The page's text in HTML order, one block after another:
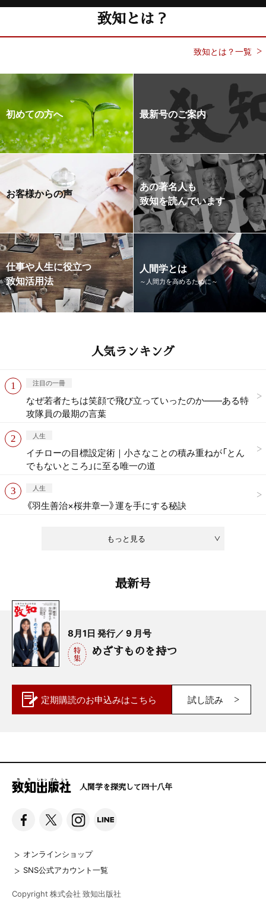
致知とは？
致知とは？一覧
初めての方へ 最新号のご案内
お客様からの声
あの著名人も
致知を読んでいます
仕事や人生に役立つ
致知活用法
人間学とは
～人間力を高めるために～
人気ランキング
もっと見る
注目の一冊
なぜ若者たちは笑顔で飛び立っていったのか——ある特
攻隊員の最期の言葉
人生
イチローの目標設定術｜小さなことの積み重ねが「とん
でもないところ」に至る唯一の道
人生
《羽生善治×桜井章一》運を手にする秘訣
最新号
8月1日 発行／ 9 月号
めざすものを持つ
定期購読のお申込みはこちら 試し読み
人間学を探究して四十八年
オンラインショップ
SNS公式アカウント一覧
Copyright 株式会社 致知出版社